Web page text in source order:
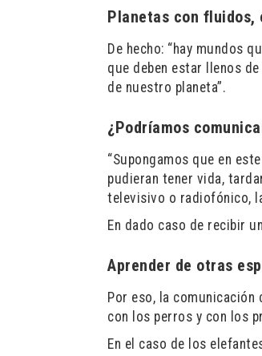
Planetas con fluidos,
De hecho: “hay mundos
que deben estar llenos
de nuestro planeta”.
¿Podríamos
“Supongamos que en
pudieran tener vida,
televisivo o radiofónico,
En dado caso de recibir
Aprender de otras
Por eso, la
con los perros y con los
En el caso de los